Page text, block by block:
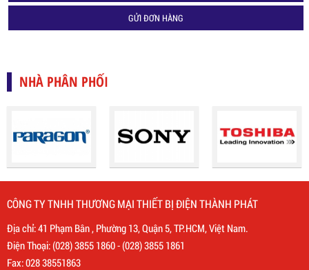
GỬI ĐƠN HÀNG
NHÀ PHÂN PHỐI
CÔNG TY TNHH THƯƠNG MẠI THIẾT BỊ ĐIỆN THÀNH PHÁT
Địa chỉ: 41 Phạm Bân , Phường 13, Quận 5, TP.HCM, Việt Nam.
Điện Thoại:(028) 3855 1860-(028) 3855 1861
Fax: 028 38551863